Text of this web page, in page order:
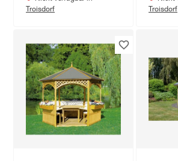
Troisdorf Troisdorf